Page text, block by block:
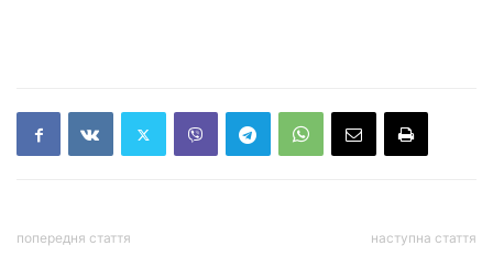
попередня стаття наступна стаття